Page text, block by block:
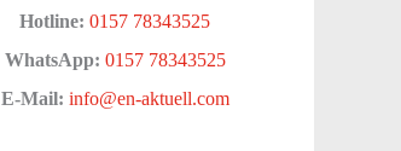
Hotline: 0157 78343525
WhatsApp: 0157 78343525
E-Mail: info@en-aktuell.com